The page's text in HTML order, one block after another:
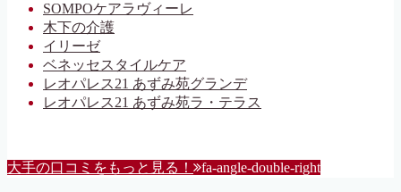
SOMPOケアラヴィーレ
木下の介護
イリーゼ
ベネッセスタイルケア
レオパレス21 あずみ苑グランデ
レオパレス21 あずみ苑ラ・テラス
大手の口コミをもっと見る！ fa-angle-double-right